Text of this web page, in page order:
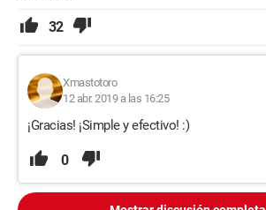
32
Xmastotoro
12 abr. 2019 a las 16:25
¡Gracias! ¡Simple y efectivo! :)
0